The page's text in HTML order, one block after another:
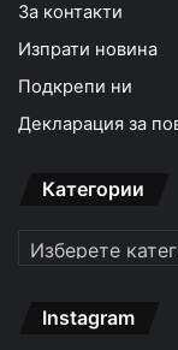
За контакти
Изпрати новина
Подкрепи ни
Декларация за
Категории
Категории
Instagram